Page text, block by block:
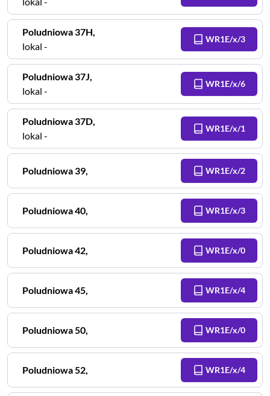
Poludniowa37H,
lokal -
WR1E/x/3
Poludniowa37J,
lokal -
WR1E/x/6
Poludniowa37D,
lokal -
WR1E/x/1
Poludniowa39, WR1E/x/2
Poludniowa40, WR1E/x/3
Poludniowa42, WR1E/x/0
Poludniowa45, WR1E/x/4
Poludniowa50, WR1E/x/0
Poludniowa52, WR1E/x/4